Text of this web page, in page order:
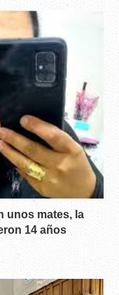
unos mates, la
14 años